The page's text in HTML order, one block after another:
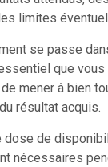
limites
se passe
que
mener à bien
résultat acquis.
dose de
nécessaires